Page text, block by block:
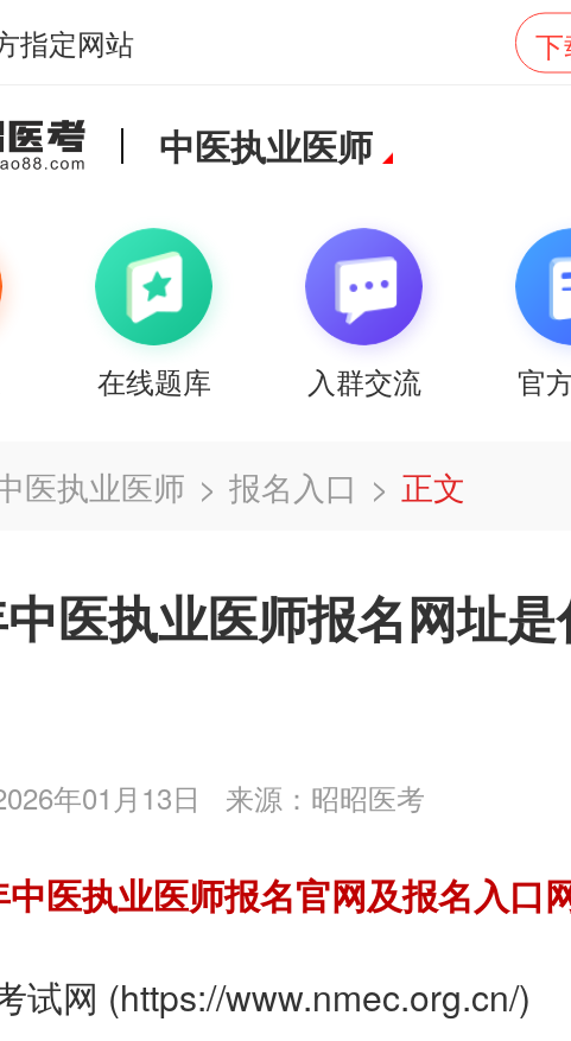
指定网站
中医执业医师
在线题库 入群交流 官
医执业医师 > 报名入口 > 正文
医执业医师报名网址
年01月13日 来源：昭昭医考
医执业医师报名官网及报名入口
试网 (https://www.nmec.org.cn/)